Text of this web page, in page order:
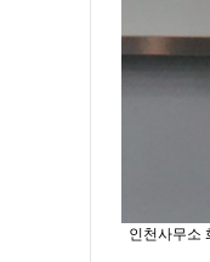
인천사무소